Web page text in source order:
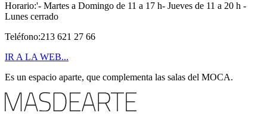
Horario:'- Martes a Domingo de 11 a 17 h- Jueves de 11 a 20 h -
Lunes cerrado
Teléfono:213 621 27 66
IR A LA WEB...
Es un espacio aparte, que complementa las salas del MOCA.